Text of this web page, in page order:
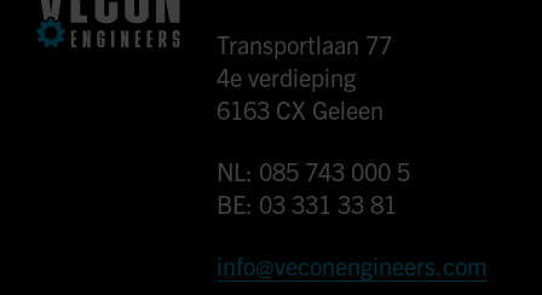
Transportlaan 77
4e verdieping
6163 CX Geleen
NL: 085 743 000 5
BE: 03 331 33 81
info@veconengineers.com